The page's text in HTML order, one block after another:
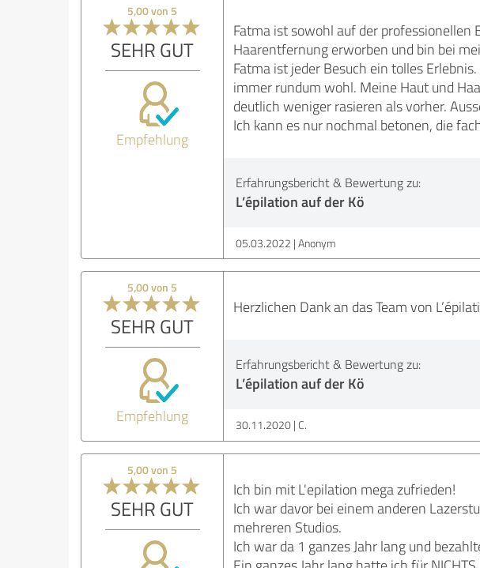
5,00 von 5
SEHR GUT
Empfehlung
Fatma ist sowohl auf der professionellen
Haarentfernung erworben und bin bei
Fatma ist jeder Besuch ein tolles
immer rundum wohl. Meine Haut und
deutlich weniger rasieren als vorher.
Ich kann es nur nochmal betonen, die
Erfahrungsbericht & Bewertung zu:
L’épilation auf der Kö
05.03.2022 Anonym
5,00 von 5
SEHR GUT
Empfehlung
Herzlichen Dank an das Team von
Erfahrungsbericht & Bewertung zu:
L’épilation auf der Kö
30.11.2020 C.
5,00 von 5
SEHR GUT
Ich bin mit L'epilation mega zufrieden!
Ich war davor bei einem anderen
mehreren Studios.
Ich war da 1 ganzes Jahr lang und